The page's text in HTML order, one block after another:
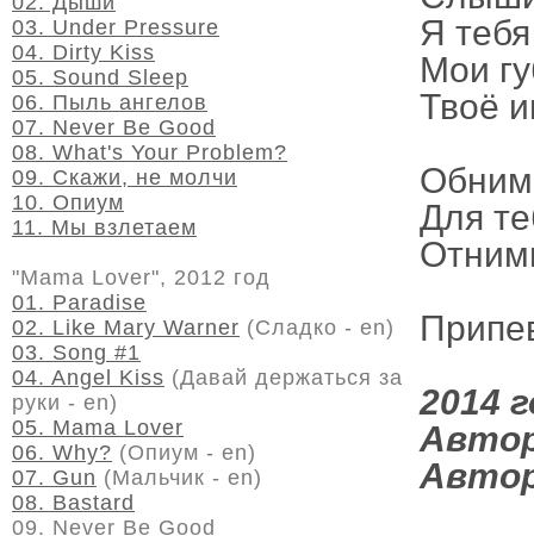
Я
Мои
Твоё
Для
2014
03. Under Pressure
04. Dirty Kiss
05. Sound Sleep
06. Пыль ангелов
07. Never Be Good
08. What's Your Problem?
09. Скажи, не молчи
10. Опиум
11. Мы взлетаем
"Mama Lover", 2012 год
01. Paradise
02. Like Mary Warner (Сладко - en)
03. Song #1
04. Angel Kiss (Давай держаться за
руки - en)
05. Mama Lover
06. Why? (Опиум - en)
07. Gun (Мальчик - en)
08. Bastard
09. Never Be Good